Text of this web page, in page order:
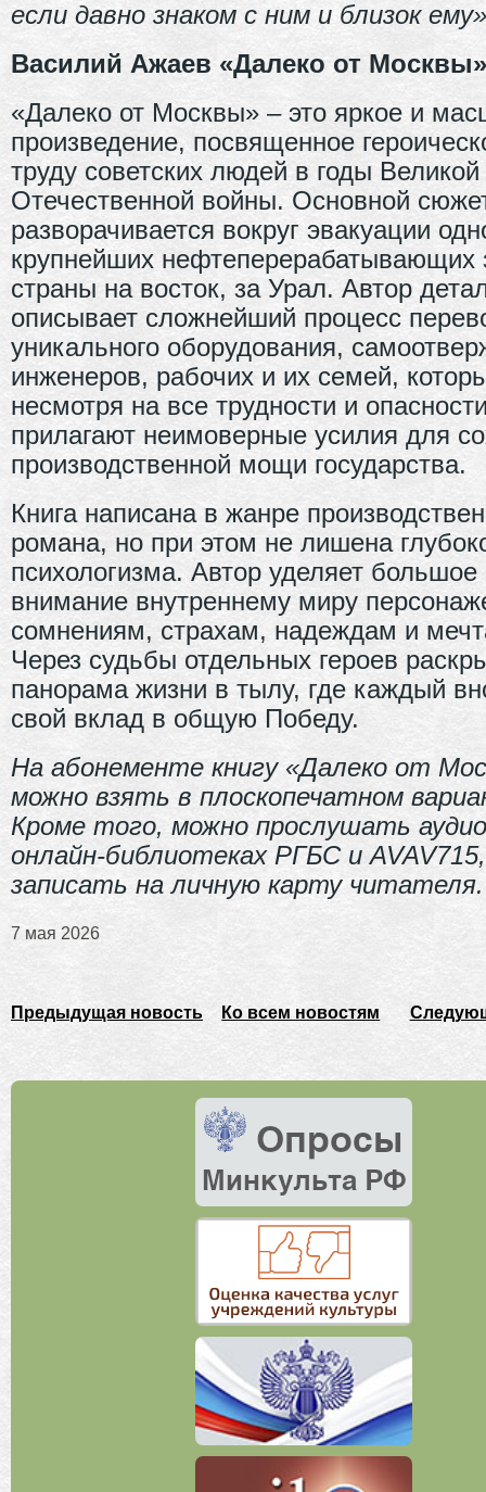
если давно знаком с ним и близок ему»
Василий Ажаев «Далеко от Москвы»
«Далеко от Москвы» ‒ это яркое и
произведение, посвященное
труду советских людей в годы Великой
Отечественной войны. Основной
разворачивается вокруг эвакуации
крупнейших нефтеперерабатывающих
страны на восток, за Урал. Автор
описывает сложнейший процесс
уникального оборудования,
инженеров, рабочих и их семей,
несмотря на все трудности и
прилагают неимоверные усилия для
производственной мощи государства.
Книга написана в жанре
романа, но при этом не лишена
психологизма. Автор уделяет большое
внимание внутреннему миру
сомнениям, страхам, надеждам и
Через судьбы отдельных героев
панорама жизни в тылу, где каждый
свой вклад в общую Победу.
На абонементе книгу «Далеко от
можно взять в плоскопечатном
Кроме того, можно прослушать
онлайн-библиотеках РГБС иAVAV
записать на личную карту читателя.
7 мая 2026
Предыдущая новость Ко всем новостям